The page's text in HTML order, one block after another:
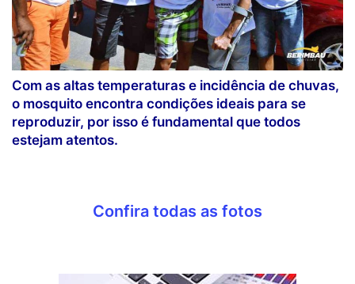
Com as altas temperaturas e incidência de chuvas,
o mosquito encontra condições ideais para se
reproduzir, por isso é fundamental que todos
estejam atentos.
Confira todas as fotos